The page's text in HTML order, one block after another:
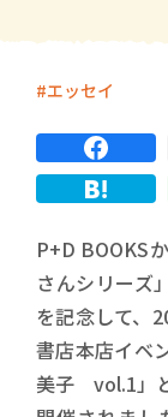
エッセイ
P+D BOOKS
さんシリーズ
を記念して、
書店本店イベ
美子 vol.1」